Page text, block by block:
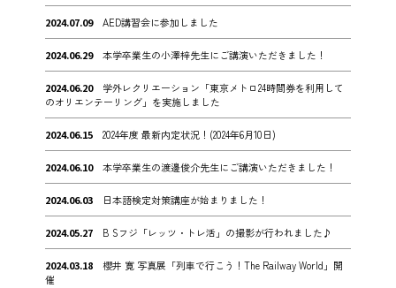
2024.07.09 AED講習会に参加しました
2024.06.29 本学卒業生の小澤梓先生にご講演いただきました！
2024.06.20
学外レクリエーション「東京メトロ24時間券を利用して
のオリエンテーリング」を実施しました
2024.06.15 2024年度 最新内定状況！(2024年6月10日)
2024.06.10 本学卒業生の渡邊俊介先生にご講演いただきました！
2024.06.03 日本語検定対策講座が始まりました！
2024.05.27 B Sフジ「レッツ・トレ活」の撮影が行われました♪
2024.03.18
櫻井 寛 写真展「列車で行こう！The Railway World」開
催